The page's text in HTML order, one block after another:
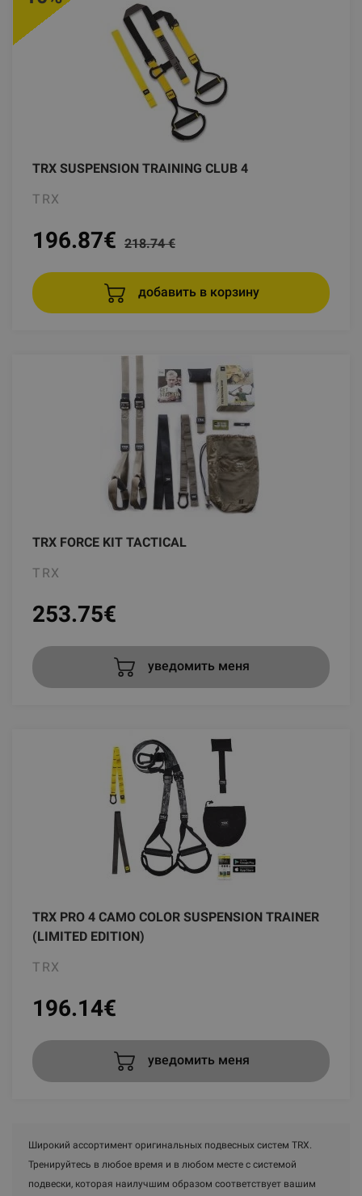
TRX SUSPENSION TRAINING CLUB 4
TRX
196.87€ 218.74 €
добавить в корзину
TRX FORCE KIT TACTICAL
TRX
253.75€
уведомить меня
TRX PRO 4 CAMO COLOR SUSPENSION TRAINER
(LIMITED EDITION)
TRX
196.14€
уведомить меня
Широкий ассортимент оригинальных подвесных систем TRX.
Тренируйтесь в любое время и в любом месте с системой
подвески, которая наилучшим образом соответствует вашим